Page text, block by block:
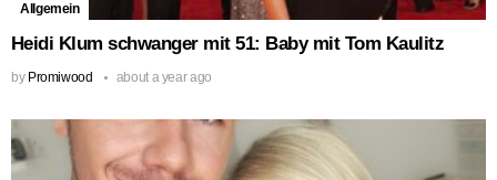
Allgemein
Heidi Klum schwanger mit 51: Baby mit Tom Kaulitz
by Promiwood about a year ago